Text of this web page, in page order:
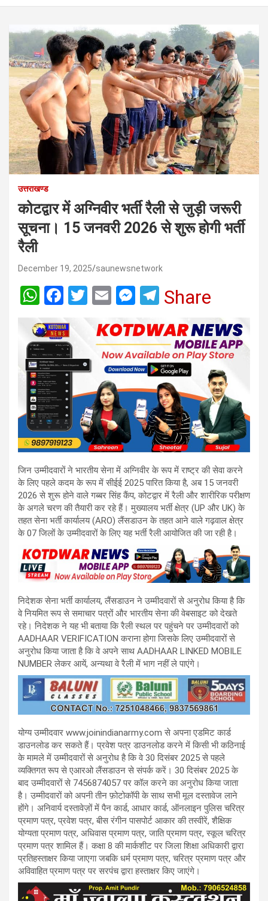
उत्तराखण्ड
कोटद्वार में अग्निवीर भर्ती रैली से जुड़ी जरूरी
सूचना। 15 जनवरी 2026 से शुरू होगी भर्ती
रैली
December 19, 2025 saunewsnetwork
W
h
at
s
A
p
p
F
a
ce
b
o
o
k
T
tt
er
E
ail
M
se
n
g
er
T
e
gr
a
m
Share
जिन उम्मीदवारों ने भारतीय सेना में अग्निवीर के रूप में राष्ट्र की सेवा करने
के लिए पहले कदम के रूप में सीईई 2025 पारित किया है, अब 15 जनवरी
2026 से शुरू होने वाले गब्बर सिंह कैंप, कोटद्वार में रैली और शारीरिक परीक्षण
के अगले चरण की तैयारी कर रहे हैं। मुख्यालय भर्ती क्षेत्र (UP और UK) के
तहत सेना भर्ती कार्यालय (ARO) लैंसडाउन के तहत आने वाले गढ़वाल क्षेत्र
के 07 जिलों के उम्मीदवारों के लिए यह भर्ती रैली आयोजित की जा रही है।
निदेशक सेना भर्ती कार्यालय, लैंसडाउन ने उम्मीदवारों से अनुरोध किया है कि
वे नियमित रूप से समाचार पत्रों और भारतीय सेना की वेबसाइट को देखते
रहे। निदेशक ने यह भी बताया कि रैली स्थल पर पहुंचने पर उम्मीदवारों को
AADHAAR VERIFICATION कराना होगा जिसके लिए उम्मीदवारों से
अनुरोध किया जाता है कि वे अपने साथ AADHAAR LINKED MOBILE
NUMBER लेकर आयें, अन्यथा वे रैली में भाग नहीं ले पाएंगे।
योग्य उम्मीदवार www.joinindianarmy.com से अपना एडमिट कार्ड
डाउनलोड कर सकते हैं। प्रवेश पत्र डाउनलोड करने में किसी भी कठिनाई
के मामले में उम्मीदवारों से अनुरोध है कि वे 30 दिसंबर 2025 से पहले
व्यक्तिगत रूप से एआरओ लैंसडाउन से संपर्क करें। 30 दिसंबर 2025 के
बाद उम्मीदवारों से 7456874057 पर कॉल करने का अनुरोध किया जाता
है। उम्मीदवारों को अपनी तीन फ़ोटोकॉपी के साथ सभी मूल दस्तावेज लाने
होंगे। अनिवार्य दस्तावेज़ों में पैन कार्ड, आधार कार्ड, ऑनलाइन पुलिस चरित्र
प्रमाण पत्र, प्रवेश पत्र, बीस रंगीन पासपोर्ट आकार की तस्वीरें, शैक्षिक
योग्यता प्रमाण पत्र, अधिवास प्रमाण पत्र, जाति प्रमाण पत्र, स्कूल चरित्र
प्रमाण पत्र शामिल हैं। कक्षा 8 की मार्कशीट पर जिला शिक्षा अधिकारी द्वारा
प्रतिहस्ताक्षर किया जाएगा जबकि धर्म प्रमाण पत्र, चरित्र प्रमाण पत्र और
अविवाहित प्रमाण पत्र पर सरपंच द्वारा हस्ताक्षर किए जाएंगे।